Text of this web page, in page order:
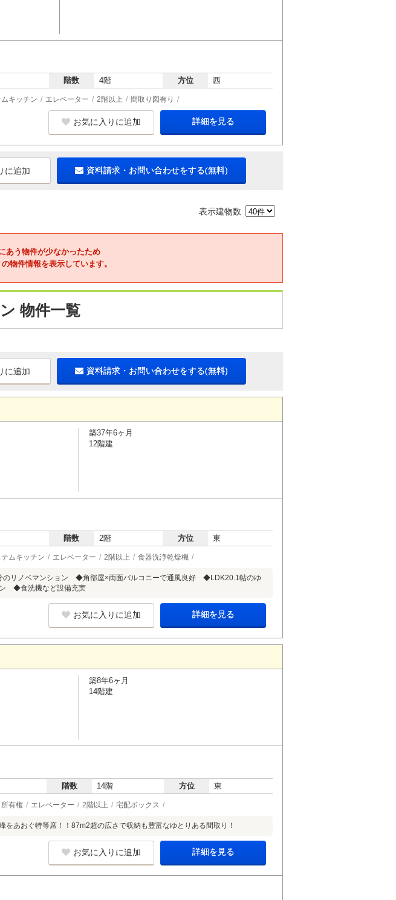
階数 4階 方位 西
キッチン エレベーター 2階以上 間取り図有り
お気に入りに追加 詳細を見る
に追加 資料請求・お問い合わせをする(無料)
表示建物数
あう物件が少なかったため
物件情報を表示しています。
物件一覧
に追加 資料請求・お問い合わせをする(無料)
築37年6ヶ月
12階建
階数 2階 方位 東
テムキッチン エレベーター 2階以上 食器洗浄乾燥機
のリノベマンション ◆角部屋×両面バルコニーで通風良好 ◆LDK20.1帖のゆ
◆食洗機など設備充実
お気に入りに追加 詳細を見る
築8年6ヶ月
14階建
階数 14階 方位 東
所有権 エレベーター 2階以上 宅配ボックス
をあおぐ特等席！！87m2超の広さで収納も豊富なゆとりある間取り！
お気に入りに追加 詳細を見る